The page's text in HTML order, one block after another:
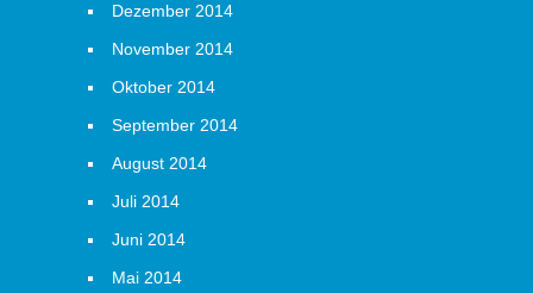
Dezember 2014
November 2014
Oktober 2014
September 2014
August 2014
Juli 2014
Juni 2014
Mai 2014